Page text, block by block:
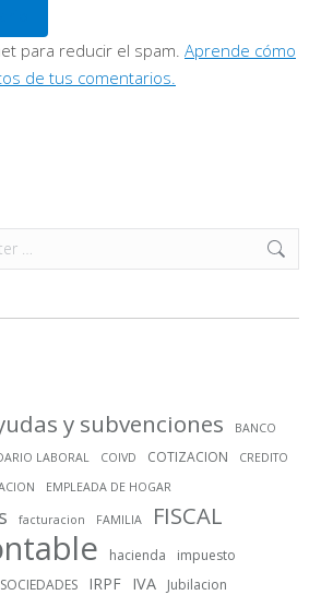
para reducir el spam. Aprende cómo
de tus comentarios.
y subvenciones BANCO
LABORAL COIVD COTIZACION CREDITO
EMPLEADA DE HOGAR
facturacion FAMILIA FISCAL
hacienda
impuesto
IRPF IVA Jubilacion